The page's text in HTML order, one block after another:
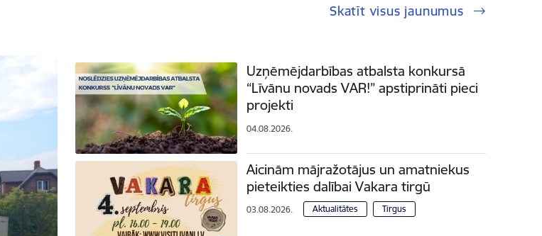
Skatīt visus jaunumus
Uzņēmējdarbības atbalsta konkursā
“Līvānu novads VAR!” apstiprināti pieci
projekti
04.08.2026.
Aicinām mājražotājus un amatniekus
pieteikties dalībai Vakara tirgū
03.08.2026. Aktualitātes Tirgus